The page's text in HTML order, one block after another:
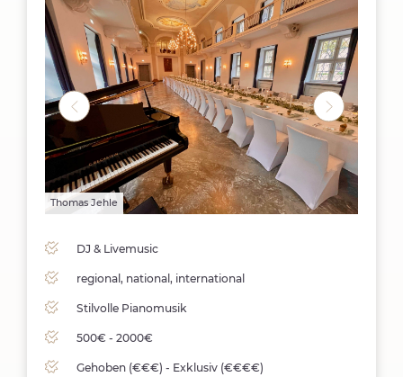
Thomas Jehle
DJ & Livemusic
regional, national, international
Stilvolle Pianomusik
500€ - 2000€
Gehoben (€€€) - Exklusiv (€€€€)